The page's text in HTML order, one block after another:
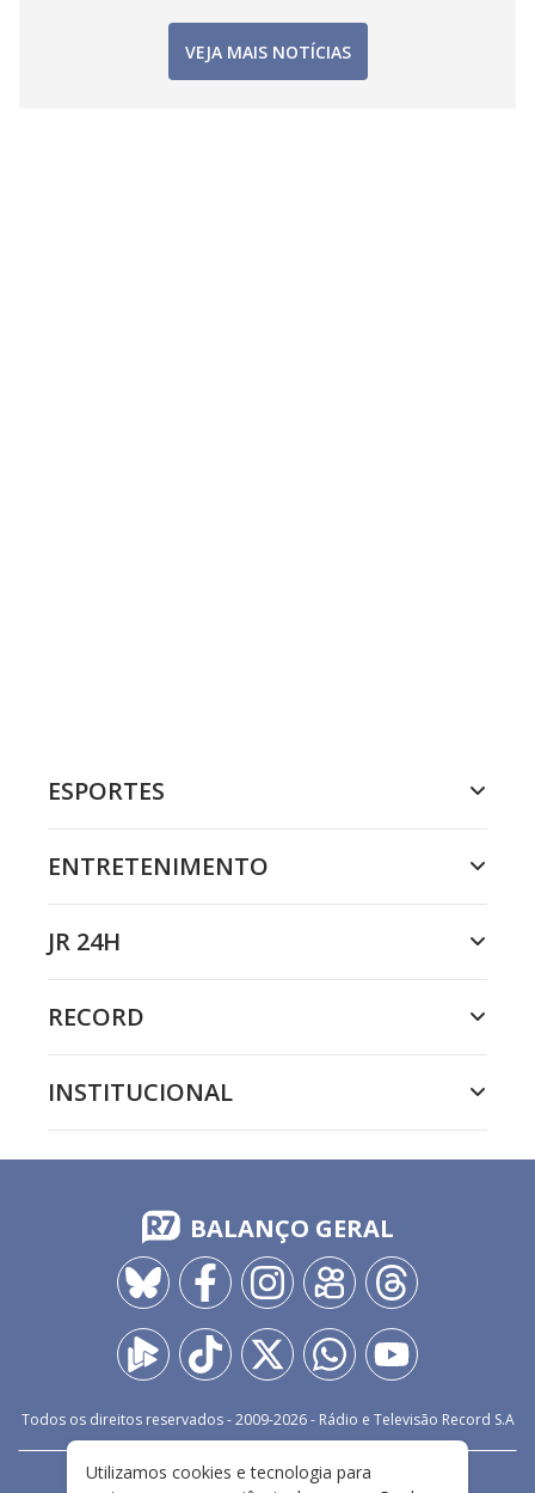
VEJA MAIS NOTÍCIAS
ESPORTES
ENTRETENIMENTO
JR 24H
RECORD
INSTITUCIONAL
BALANÇO GERAL
Todos os direitos reservados - 2009-2026- Rádio e Televisão Record S.A
FALE CONOSCO PRIVACIDADE
Utilizamos cookies e tecnologia para